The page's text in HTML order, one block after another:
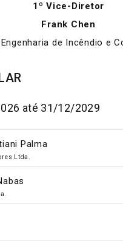
1º Vice-Diretor
Frank Chen
de Incêndio e
até 31/12/2029
Palma
Ltda.